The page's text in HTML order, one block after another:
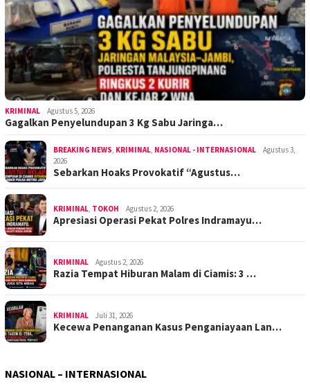
KRIMINAL Agustus 5, 2026
Gagalkan Penyelundupan 3 Kg Sabu Jaringa…
BREAKING NEWS, KRIMINAL, NASIONAL - INTERNASIONAL
Agustus 3,
2026
Sebarkan Hoaks Provokatif “Agustus…
KRIMINAL, TOKOH Agustus 2, 2026
Apresiasi Operasi Pekat Polres Indramayu…
KRIMINAL Agustus 2, 2026
Razia Tempat Hiburan Malam di Ciamis: 3 …
KRIMINAL Juli 31, 2026
Kecewa Penanganan Kasus Penganiayaan Lan…
NASIONAL – INTERNASIONAL